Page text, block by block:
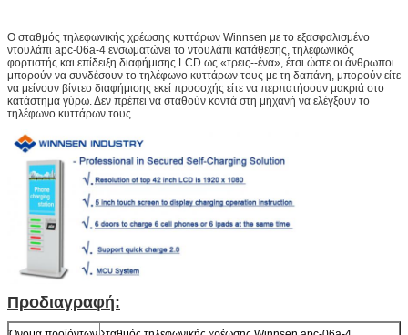
Ο σταθμός τηλεφωνικής χρέωσης κυττάρων Winnsen με το εξασφαλισμένο
ντουλάπι apc-06a-4 ενσωματώνει το ντουλάπι κατάθεσης, τηλεφωνικός
φορτιστής και επίδειξη διαφήμισης LCD ως «τρεις--ένα», έτσι ώστε οι άνθρωποι
μπορούν να συνδέσουν το τηλέφωνο κυττάρων τους με τη δαπάνη, μπορούν είτε
να μείνουν βίντεο διαφήμισης εκεί προσοχής είτε να περπατήσουν μακριά στο
κατάστημα γύρω. Δεν πρέπει να σταθούν κοντά στη μηχανή να ελέγξουν το
τηλέφωνο κυττάρων τους.
Προδιαγραφή: